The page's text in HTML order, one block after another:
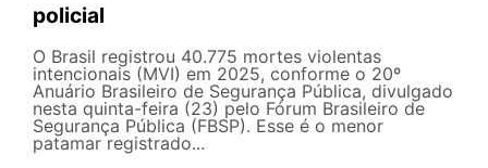
policial
O Brasil registrou 40.775 mortes violentas
intencionais (MVI) em 2025, conforme o 20º
Anuário Brasileiro de Segurança Pública, divulgado
nesta quinta-feira (23) pelo Fórum Brasileiro de
Segurança Pública (FBSP). Esse é o menor
patamar registrado...